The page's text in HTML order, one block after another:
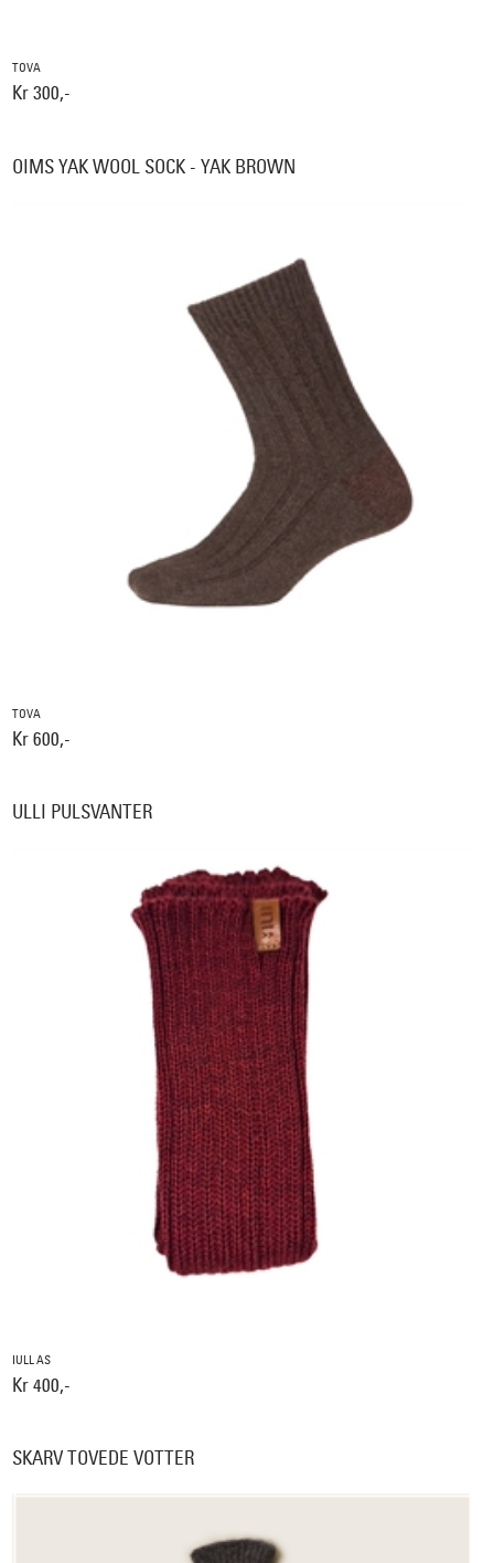
TOVA
Kr 300,-
OIMS YAK WOOL SOCK - YAK BROWN
TOVA
Kr 600,-
ULLI PULSVANTER
IULL AS
Kr 400,-
SKARV TOVEDE VOTTER